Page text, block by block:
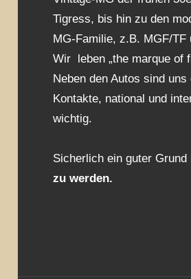
Tigress, bis hin zu den
MG-Familie, z.B. MGF/TF
Wir leben „the marque of
Neben den Autos sind
Kontakte, national und
wichtig.
Sicherlich ein guter Grund
zu werden.